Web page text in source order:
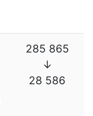
285 865
↓
28 586